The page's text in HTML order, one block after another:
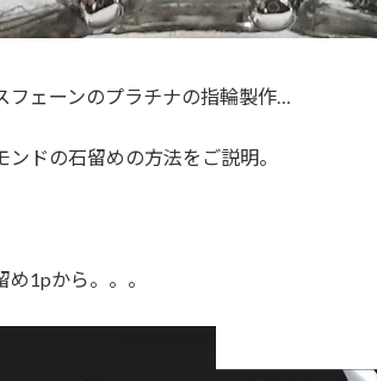
フェーンのプラチナの指輪製作…
ドの石留めの方法をご説明。
1pから。。。